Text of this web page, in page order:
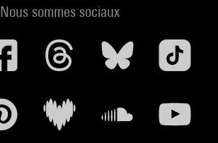
Nous sommes sociaux